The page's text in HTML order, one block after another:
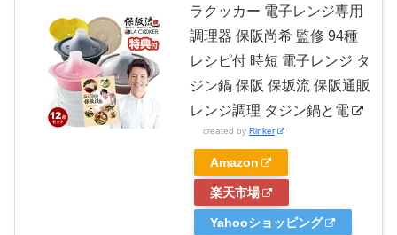
ラクッカー 電子レンジ専用
調理器 保阪尚希 監修 94種
レシピ付 時短 電子レンジ タ
ジン鍋 保阪 保坂流 保阪通販
レンジ調理 タジン鍋と電
created by Rinker
Amazon
楽天市場
Yahooショッピング